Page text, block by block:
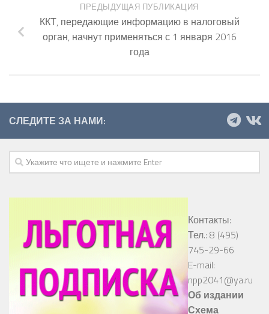
ПРЕДЫДУЩАЯ ПУБЛИКАЦИЯ
ККТ, передающие информацию в налоговый
орган, начнут применяться с 1 января 2016
года
СЛЕДИТЕ ЗА НАМИ:
Контакты:
Тел.: 8 (495)
745-29-66
E-mail:
npp2041@ya.ru
Об издании
Схема